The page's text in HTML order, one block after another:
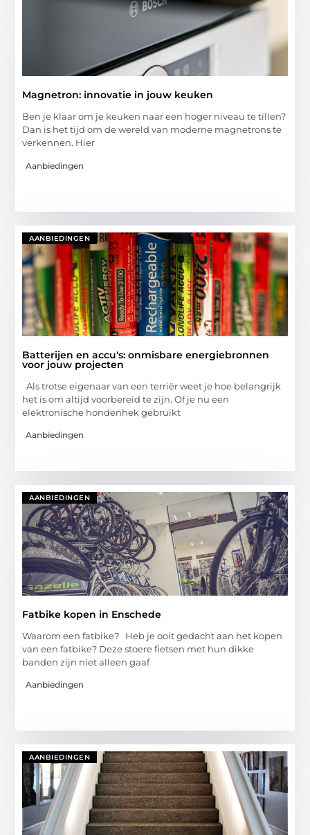
Magnetron: innovatie in jouw keuken
Ben je klaar om je keuken naar een hoger niveau te tillen?
Dan is het tijd om de wereld van moderne magnetrons te
verkennen. Hier
Aanbiedingen
AANBIEDINGEN
Batterijen en accu's: onmisbare energiebronnen
voor jouw projecten
Als trotse eigenaar van een terriër weet je hoe belangrijk
het is om altijd voorbereid te zijn. Of je nu een
elektronische hondenhek gebruikt
Aanbiedingen
AANBIEDINGEN
Fatbike kopen in Enschede
Waarom een fatbike? Heb je ooit gedacht aan het kopen
van een fatbike? Deze stoere fietsen met hun dikke
banden zijn niet alleen gaaf
Aanbiedingen
AANBIEDINGEN